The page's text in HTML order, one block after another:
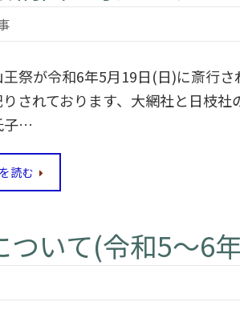
祭が令和6年5月19日(日)に斎行
されております、大網社と日枝
子…
読む
いて(令和5〜6